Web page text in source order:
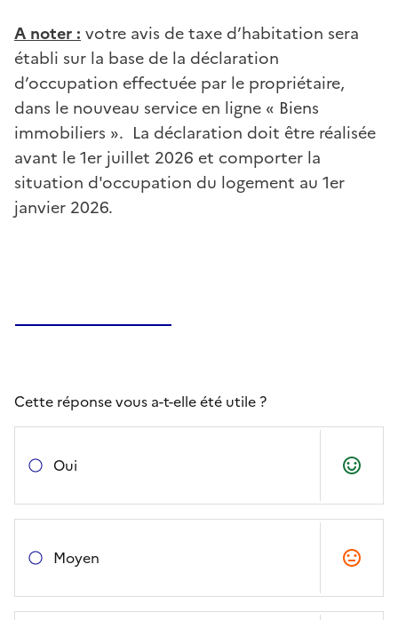
A noter : votre avis de taxe d’habitation sera
établi sur la base de la déclaration
d’occupation effectuée par le propriétaire,
dans le nouveau service en ligne « Biens
immobiliers ». La déclaration doit être réalisée
avant le 1er juillet 2026 et comporter la
situation d'occupation du logement au 1er
janvier 2026.
Cette réponse vous a-t-elle été utile ?
Oui
Moyen